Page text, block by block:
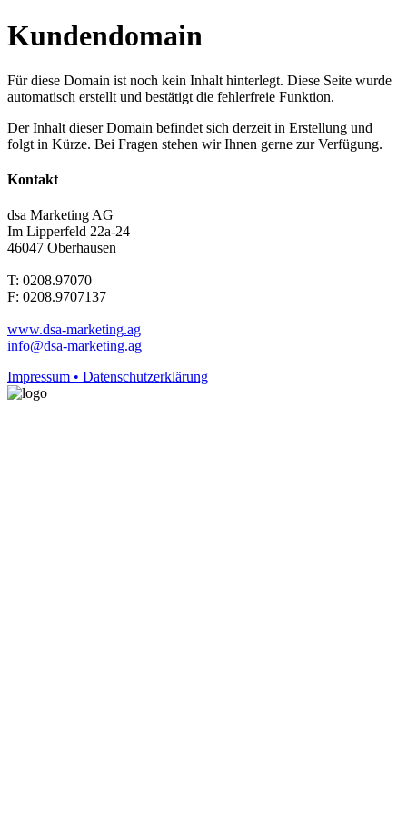
Kundendomain
Für diese Domain ist noch kein Inhalt hinterlegt. Diese Seite wurde
automatisch erstellt und bestätigt die fehlerfreie Funktion.
Der Inhalt dieser Domain befindet sich derzeit in Erstellung und
folgt in Kürze. Bei Fragen stehen wir Ihnen gerne zur Verfügung.
Kontakt
dsa Marketing AG
Im Lipperfeld 22a-24
46047 Oberhausen
T: 0208.97070
F: 0208.9707137
www.dsa-marketing.ag
info@dsa-marketing.ag
Impressum • Datenschutzerklärung